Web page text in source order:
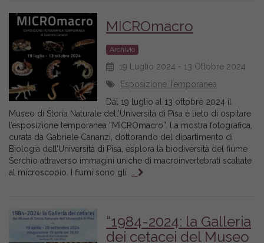
MICROmacro
Archivio
19 Luglio 2024 - 13 Ottobre 2024
Esposizione Temporanea
Dal 19 luglio al 13 ottobre 2024 il
Museo di Storia Naturale dell’Università di Pisa è lieto di ospitare
l’esposizione temporanea “MICROmacro”. La mostra fotografica,
curata da Gabriele Cananzi, dottorando del dipartimento di
Biologia dell’Università di Pisa, esplora la biodiversità del fiume
Serchio attraverso immagini uniche di macroinvertebrati scattate
al microscopio. I fiumi sono gli
“1984-2024: la Galleria
dei cetacei del Museo